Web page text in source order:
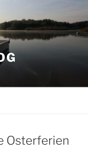
Osterferien